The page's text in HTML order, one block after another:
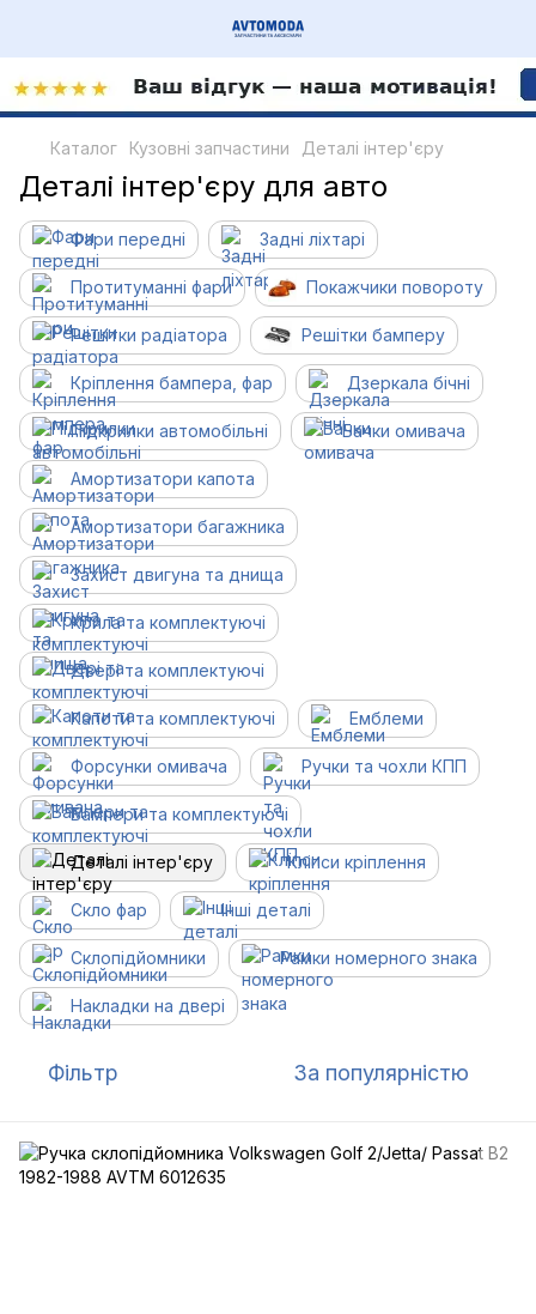
Каталог Кузовні запчастини Деталі інтер'єру
Деталі інтер'єру для авто
Фари передні Задні ліхтарі
Протитуманні фари Покажчики повороту
Решітки радіатора Решітки бамперу
Кріплення бампера, фар Дзеркала бічні
Підкрилки автомобільні Бачки омивача
Амортизатори капота
Амортизатори багажника
Захист двигуна та днища
Крила та комплектуючі
Двері та комплектуючі
Капоти та комплектуючі Емблеми
Форсунки омивача Ручки та чохли КПП
Бампери та комплектуючі
Деталі інтер'єру Кліпси кріплення
Скло фар Інші деталі
Склопідйомники Рамки номерного знака
Накладки на двері
Фільтр За популярністю